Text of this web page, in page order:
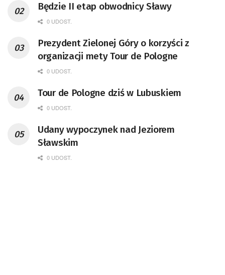
Będzie II etap obwodnicy Sławy
0 UDOST.
Prezydent Zielonej Góry o korzyści z
organizacji mety Tour de Pologne
0 UDOST.
Tour de Pologne dziś w Lubuskiem
0 UDOST.
Udany wypoczynek nad Jeziorem
Sławskim
0 UDOST.